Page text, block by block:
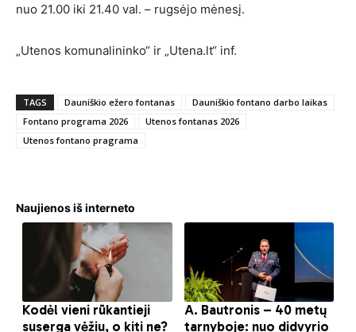
nuo 21.00 iki 21.40 val. – rugsėjo mėnesį.
„Utenos komunalininko“ ir „Utena.lt“ inf.
TAGS Dauniškio ežero fontanas
Dauniškio fontano darbo laikas
Fontano programa 2026
Utenos fontanas 2026
Utenos fontano pragrama
Naujienos iš interneto